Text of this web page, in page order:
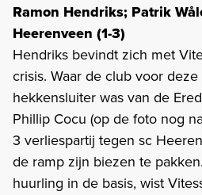
Ramon Hendriks; Patrik
Heerenveen (1-3)
Hendriks bevindt zich met
crisis. Waar de club voor
hekkensluiter was van de
Phillip Cocu (op de foto nog
3 verliespartij tegen sc
de ramp zijn biezen te
huurling in de basis, wist